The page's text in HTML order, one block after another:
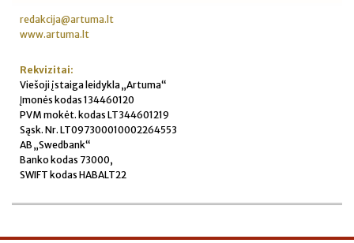
redakcija@artuma.lt
www.artuma.lt
Rekvizitai:
Viešoji įstaiga leidykla „Artuma“
Įmonės kodas 134460120
PVM mokėt. kodas LT344601219
Sąsk. Nr. LT097300010002264553
AB „Swedbank“
Banko kodas 73000,
SWIFT kodas HABALT22